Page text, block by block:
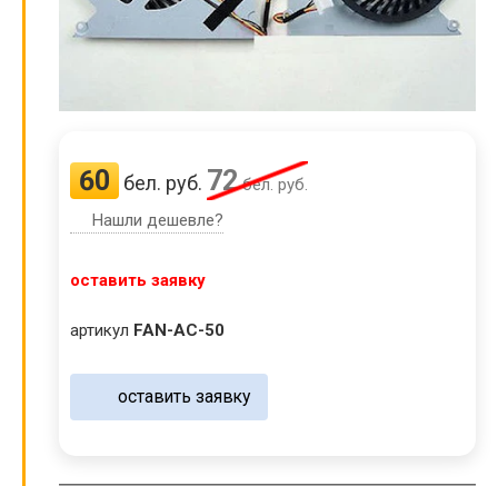
60 бел. руб. 72бел. руб.
Нашли дешевле?
оставить заявку
артикул FAN-AC-50
оставить заявку